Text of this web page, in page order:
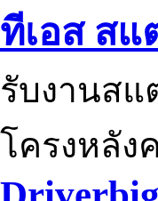
ทีเอส ส
รับงานสแ
โครงหลัง